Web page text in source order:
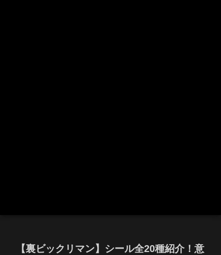
【裏ビックリマン】シール全20種紹介！意